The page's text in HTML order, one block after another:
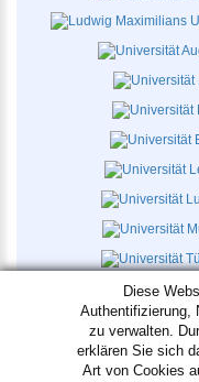
Diese
Authentifizierung,
zu verwalten.
erklären Sie sich
Art von Cookies